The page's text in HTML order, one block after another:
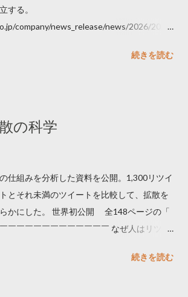
する。
company/news_release/news/2026/2026
続きを読む
の科学
仕組みを分析した資料を公開。1,300リツイ
とそれ未満のツイートを比較して、拡散を
かにした。 世界初公開 全148ページの「
￣￣￣￣￣￣￣￣￣￣￣￣ なぜ人はリツイ
ズの目安は1300リツイート ー 人は16の熱量
続きを読む